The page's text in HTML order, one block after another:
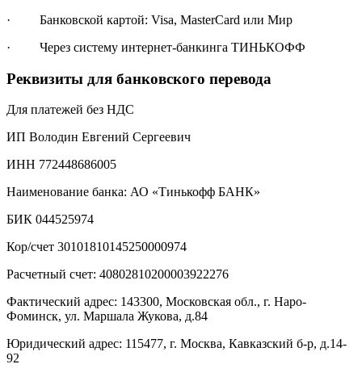
· Банковской картой: Visa, MasterCard или Мир
· Через систему интернет-банкинга ТИНЬКОФФ
Реквизиты для банковского перевода
Для платежей без НДС
ИП Володин Евгений Сергеевич
ИНН 772448686005
Наименование банка: АО «Тинькофф БАНК»
БИК 044525974
Кор/счет 30101810145250000974
Расчетный счет: 40802810200003922276
Фактический адрес: 143300, Московская обл., г. Наро-
Фоминск, ул. Маршала Жукова, д.84
Юридический адрес: 115477, г. Москва, Кавказский б-р, д.14-
92